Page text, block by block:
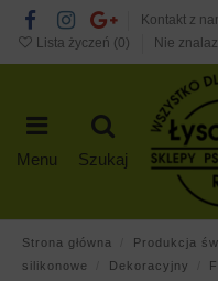
Kontakt z
Lista życzeń (0) Nie
Menu Szukaj
Strona główna Produkcja
silikonowe
Dekoracyjny